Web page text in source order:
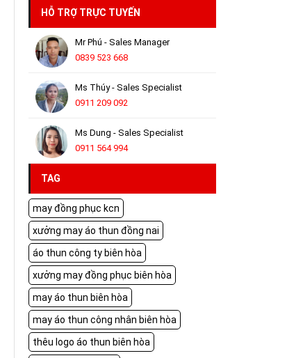
HỖ TRỢ TRỰC TUYẾN
Mr Phú - Sales Manager
0839 523 668
Ms Thúy - Sales Specialist
0911 209 092
Ms Dung - Sales Specialist
0911 564 994
TAG
may đồng phục kcn
xưởng may áo thun đồng nai
áo thun công ty biên hòa
xưởng may đồng phục biên hòa
may áo thun biên hòa
may áo thun công nhân biên hòa
thêu logo áo thun biên hòa